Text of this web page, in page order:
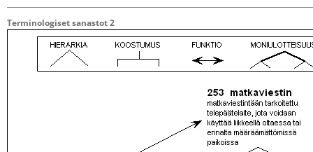
Terminologiset sanastot 2